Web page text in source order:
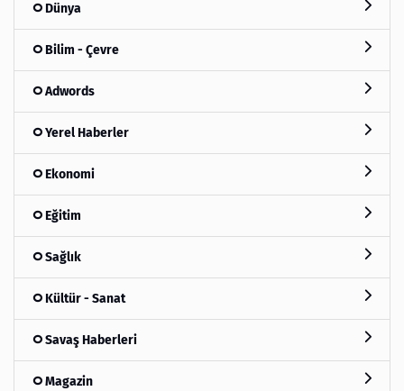
Dünya
Bilim - Çevre
Adwords
Yerel Haberler
Ekonomi
Eğitim
Sağlık
Kültür - Sanat
Savaş Haberleri
Magazin